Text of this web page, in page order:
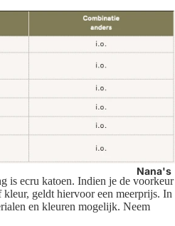
Nana's
is ecru katoen. Indien je de voorkeur
kleur, geldt hiervoor een meerprijs. In
en kleuren mogelijk. Neem